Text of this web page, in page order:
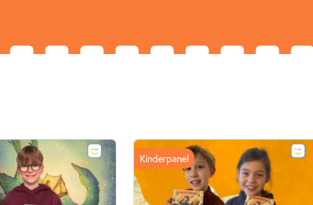
Kinderpanel